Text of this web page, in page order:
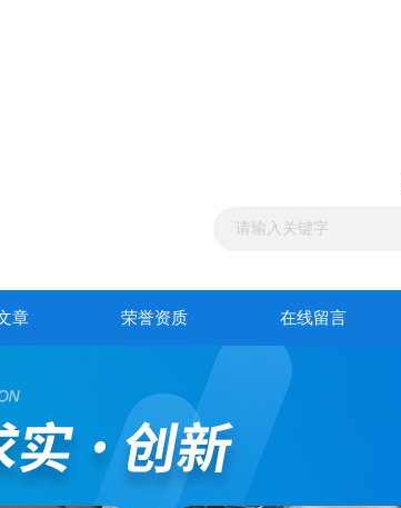
章 荣誉资质 在线留言